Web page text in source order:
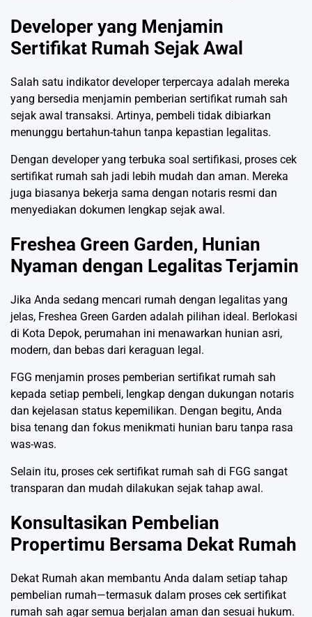
Developer yang Menjamin
Sertifikat Rumah Sejak Awal
Salah satu indikator developer terpercaya adalah mereka
yang bersedia menjamin pemberian sertifikat rumah sah
sejak awal transaksi. Artinya, pembeli tidak dibiarkan
menunggu bertahun-tahun tanpa kepastian legalitas.
Dengan developer yang terbuka soal sertifikasi, proses cek
sertifikat rumah sah jadi lebih mudah dan aman. Mereka
juga biasanya bekerja sama dengan notaris resmi dan
menyediakan dokumen lengkap sejak awal.
Freshea Green Garden, Hunian
Nyaman dengan Legalitas Terjamin
Jika Anda sedang mencari rumah dengan legalitas yang
jelas, Freshea Green Garden adalah pilihan ideal. Berlokasi
di Kota Depok, perumahan ini menawarkan hunian asri,
modern, dan bebas dari keraguan legal.
FGG menjamin proses pemberian sertifikat rumah sah
kepada setiap pembeli, lengkap dengan dukungan notaris
dan kejelasan status kepemilikan. Dengan begitu, Anda
bisa tenang dan fokus menikmati hunian baru tanpa rasa
was-was.
Selain itu, proses cek sertifikat rumah sah di FGG sangat
transparan dan mudah dilakukan sejak tahap awal.
Konsultasikan Pembelian
Propertimu Bersama Dekat Rumah
Dekat Rumah akan membantu Anda dalam setiap tahap
pembelian rumah—termasuk dalam proses cek sertifikat
rumah sah agar semua berjalan aman dan sesuai hukum.